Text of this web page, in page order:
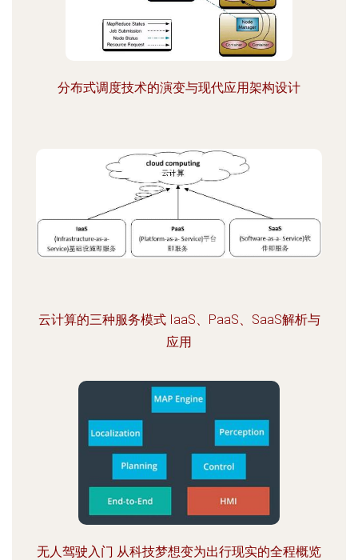
分布式调度技术的演变与现代应用架构设计
云计算的三种服务模式 IaaS、PaaS、SaaS解析与
应用
无人驾驶入门 从科技梦想变为出行现实的全程概览